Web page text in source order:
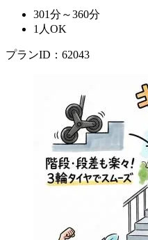
301分～360分
1人OK
プランID：62043